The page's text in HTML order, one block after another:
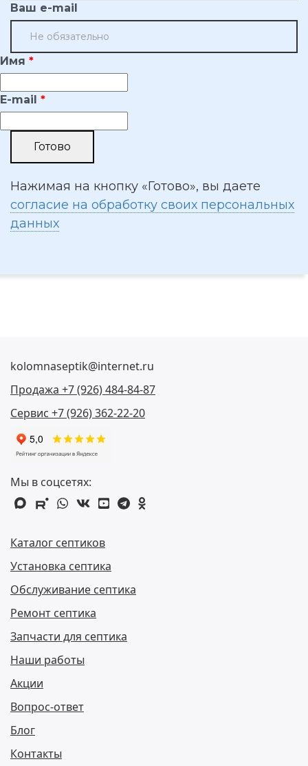
Ваш e-mail
Имя
E-mail
Нажимая на кнопку «Готово», вы даете
согласие на обработку своих персональных
данных
kolomnaseptik@internet.ru
Продажа +7 (926) 484-84-87
Сервис +7 (926) 362-22-20
Мы в соцсетях:
max rutubewhatsapp
vk youtube
telegramodnoklassniki
Каталог септиков
Установка септика
Обслуживание септика
Ремонт септика
Запчасти для септика
Наши работы
Акции
Вопрос-ответ
Блог
Контакты